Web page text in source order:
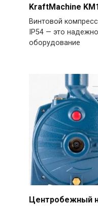
KraftMachine
Винтовой
IP54 — это
оборудование
Центробежный